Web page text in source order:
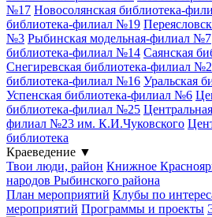
№17 Новосолянская библиотека-
библиотека-филиал №19
№3 Рыбинская модельная-филиал №7
библиотека-филиал №14 Саянская
Снегиревская библиотека-филиал
библиотека-филиал №16 Уральская
Успенская библиотека-филиал №6
библиотека-филиал №25
филиал №23 им. К.И.Чуковского
библиотека
Краеведение ▼
Твои люди, район Книжное
народов Рыбинского района
План мероприятий Клубы по
мероприятий Программы и проекты